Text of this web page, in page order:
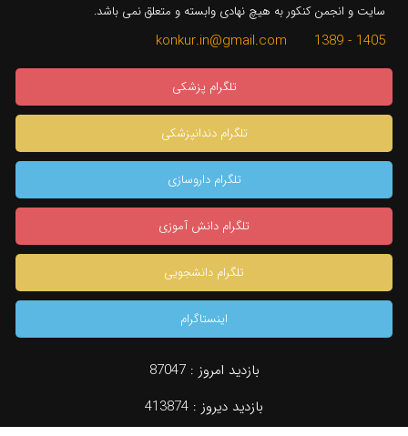
نظرات (0)
سایت و انجمن کنکور به هیچ نهادی وابسته و متعلق نمی باشد.
1405 - 1389 konkur.in@gmail.com
تلگرام پزشکی
تلگرام دندانپزشکی
تلگرام داروسازی
تلگرام دانش آموزی
تلگرام دانشجویی
اینستاگرام
بازدید امروز :87047
بازدید دیروز : 413874